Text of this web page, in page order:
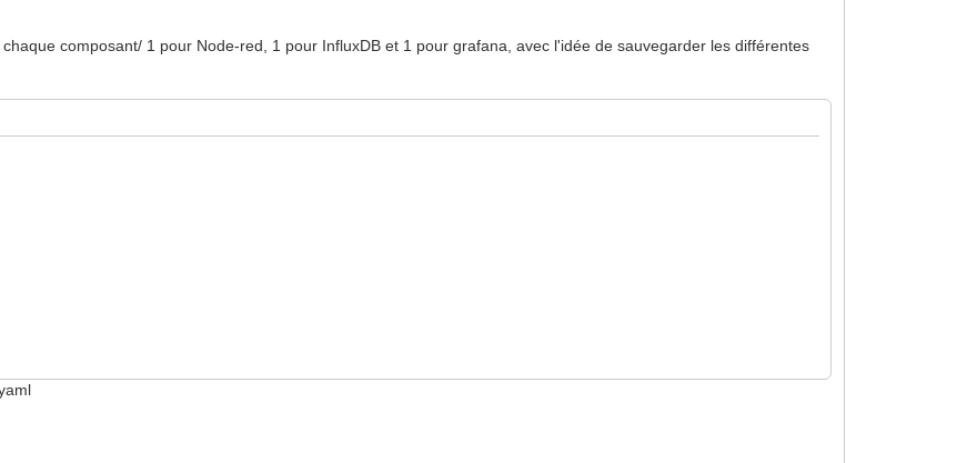
composant/ 1 pour Node-red, 1 pour InfluxDB et 1 pour grafana, avec l'idée de sauvegarder les différentes